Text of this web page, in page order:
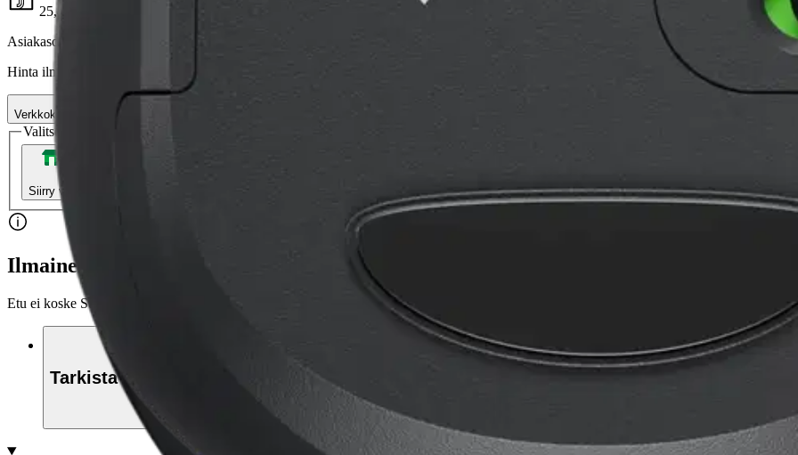
25,46 €
Asiakasomistajahinta
Hinta ilman S-Etukorttia:
Verkkokaupan hinta
Valitse toimitustapa
Siirry valitsemaan myymälä
Ilmainen toimitus yli 100 €:n tilauksille Postin pakettiautomaattiin tai
Etu ei koske Suuri‑lisäpalvelulla toimitettavia tuotteita.
Tarkista myymäläsaatavuus